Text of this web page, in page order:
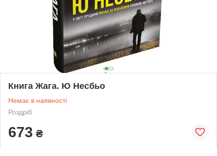
Книга Жага. Ю Несбьо
Немає в наявності
Роздріб
673 ₴